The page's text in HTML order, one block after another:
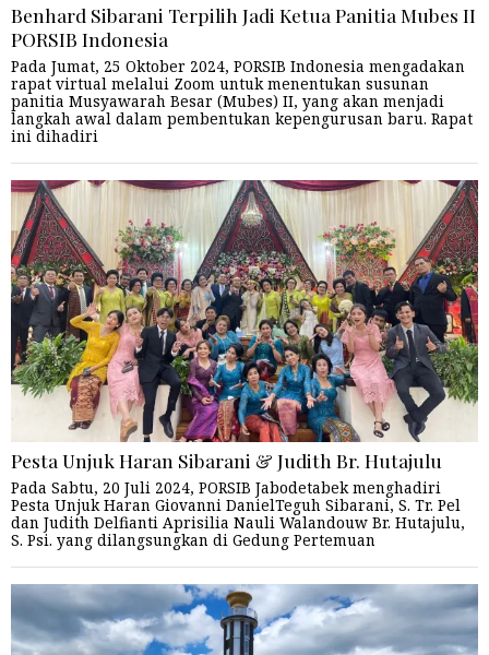
Benhard Sibarani Terpilih Jadi Ketua Panitia Mubes II
PORSIB Indonesia
Pada Jumat, 25 Oktober 2024, PORSIB Indonesia mengadakan
rapat virtual melalui Zoom untuk menentukan susunan
panitia Musyawarah Besar (Mubes) II, yang akan menjadi
langkah awal dalam pembentukan kepengurusan baru. Rapat
ini dihadiri
Pesta Unjuk Haran Sibarani & Judith Br. Hutajulu
Pada Sabtu, 20 Juli 2024, PORSIB Jabodetabek menghadiri
Pesta Unjuk Haran Giovanni DanielTeguh Sibarani, S. Tr. Pel
dan Judith Delfianti Aprisilia Nauli Walandouw Br. Hutajulu,
S. Psi. yang dilangsungkan di Gedung Pertemuan